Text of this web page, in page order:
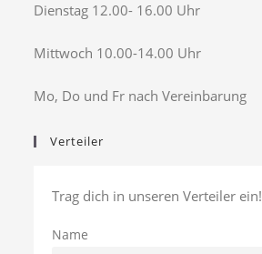
Dienstag 12.00- 16.00 Uhr
Mittwoch 10.00-14.00 Uhr
Mo, Do und Fr nach Vereinbarung
Verteiler
Trag dich in unseren Verteiler ein!
Name